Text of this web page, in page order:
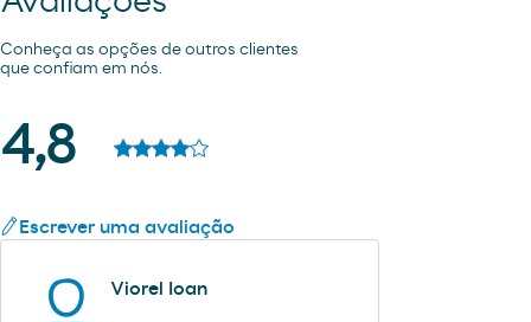
Conheça as opções de outros clientes
que confiam em nós.
4,8
Escrever uma avaliação
Viorel Ioan